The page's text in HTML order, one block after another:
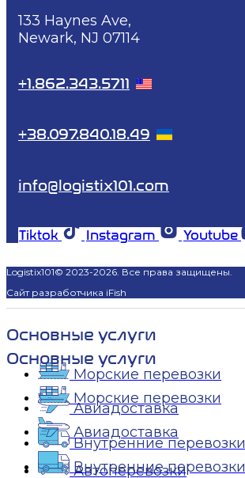
133 Haynes Ave,
Newark, NJ 07114
+1.862.343.5711
+38.097.840.18.49
info@logistix101.com
Tiktok Instagram Youtube
Logistix101© 2023-2026. Все права защищены.
Сайт разработчика iFish
Основные услуги
Морские перевозки
Авиадоставка
Внутренние перевозки
Основные услуги
Морские перевозки
Авиадоставка
Внутренние перевозки
Автоперевозки